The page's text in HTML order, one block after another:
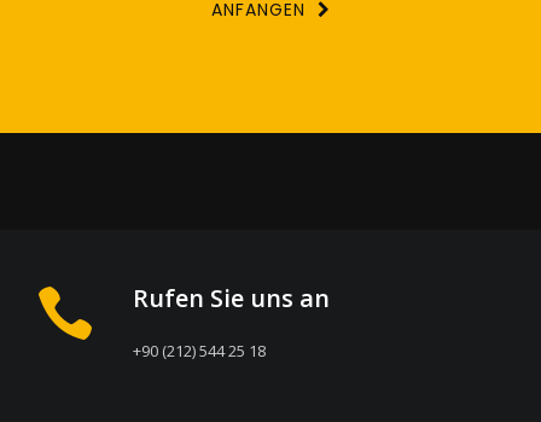
ANFANGEN
Rufen Sie uns an
+90 (212) 544 25 18